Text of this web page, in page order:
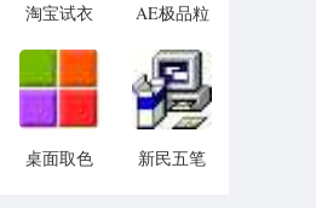
淘宝试衣
AE极品粒
(Trapcode
Particular)
桌面取色
新民五笔